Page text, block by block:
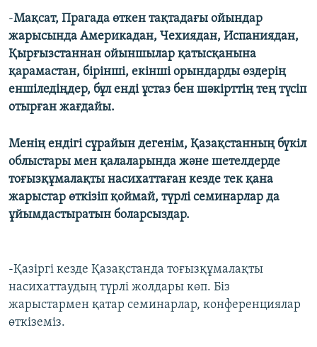
-Мақсат, Прагада өткен тақтадағы ойындар
жарысында Америкадан, Чехиядан, Испаниядан,
Қырғызстаннан ойыншылар қатысқанына
қарамастан, бірінші, екінші орындарды өздерің
еншіледіңдер, бұл енді ұстаз бен шәкірттің тең түсіп
отырған жағдайы.
Менің ендігі сұрайын дегенім, Қазақстанның бүкіл
облыстары мен қалаларында және шетелдерде
тоғызқұмалақты насихаттаған кезде тек қана
жарыстар өткізіп қоймай, түрлі семинарлар да
ұйымдастыратын боларсыздар.
-Қазіргі кезде Қазақстанда тоғызқұмалақты
насихаттаудың түрлі жолдары көп. Біз
жарыстармен қатар семинарлар, конференциялар
өткіземіз.